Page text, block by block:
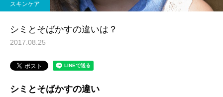
スキンケア
シミとそばかすの違いは？
2017.08.25
シミとそばかすの違い